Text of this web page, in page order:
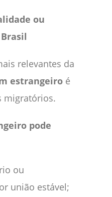
ou
relevantes da
estrangeiro é
migratórios.
pode
ou
união estável;